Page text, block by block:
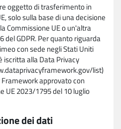
oggetto di trasferimento in
solo sulla base di una decisione
Commissione UE o un'altra
del GDPR. Per quanto riguarda
con sede negli Stati Uniti
iscritta alla Data Privacy
list)
approvato con
UE 2023/1795 del 10 luglio
dei dati